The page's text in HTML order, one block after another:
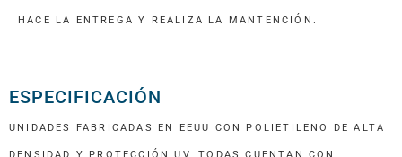
HACE LA ENTREGA Y REALIZA LA MANTENCIÓN.
ESPECIFICACIÓN
UNIDADES FABRICADAS EN EEUU CON POLIETILENO DE ALTA
DENSIDAD Y PROTECCIÓN UV, TODAS CUENTAN CON